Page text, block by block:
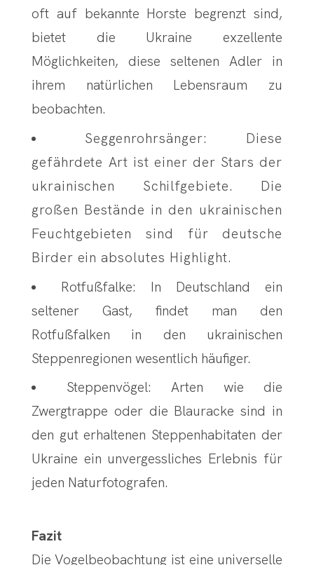
oft auf bekannte Horste begrenzt sind,
bietet die Ukraine exzellente
Möglichkeiten, diese seltenen Adler in
ihrem natürlichen Lebensraum zu
beobachten.
Seggenrohrsänger: Diese
gefährdete Art ist einer der Stars der
ukrainischen Schilfgebiete. Die
großen Bestände in den ukrainischen
Feuchtgebieten sind für deutsche
Birder ein absolutes Highlight.
Rotfußfalke: In Deutschland ein
seltener Gast, findet man den
Rotfußfalken in den ukrainischen
Steppenregionen wesentlich häufiger.
Steppenvögel: Arten wie die
Zwergtrappe oder die Blauracke sind in
den gut erhaltenen Steppenhabitaten der
Ukraine ein unvergessliches Erlebnis für
jeden Naturfotografen.
Fazit
Die Vogelbeobachtung ist eine universelle